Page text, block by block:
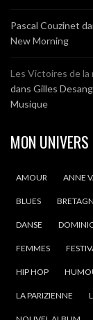
Pascal Couzinet
New Morning
Les Victoires de la
dans Gilles
Musique
MON UNIVERS
AMOUR ANNE
BLUES
DANSE
FEMMES
HIP HOP
LA PARIZIENNE